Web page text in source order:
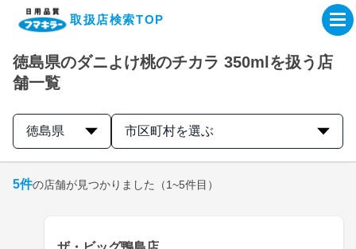
取扱店検索TOP
企業・IR情報サイト
製品情報サイト
徳島県のダニよけ桃のチカラ 350mlを扱う店
舗一覧
徳島県 市区町村を選ぶ
5件の店舗が見つかりました （1~5件目）